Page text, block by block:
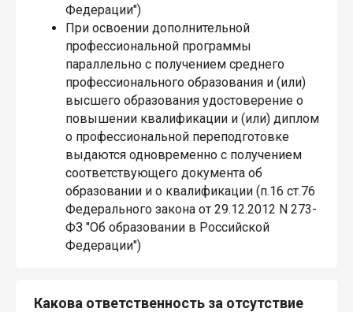
Федерации")
При освоении дополнительной
профессиональной программы
параллельно с получением среднего
профессионального образования и (или)
высшего образования удостоверение о
повышении квалификации и (или) диплом
о профессиональной переподготовке
выдаются одновременно с получением
соответствующего документа об
образовании и о квалификации (п.16 ст.76
Федерального закона от 29.12.2012 N 273-
ФЗ "Об образовании в Российской
Федерации")
Какова ответственность за отсутствие